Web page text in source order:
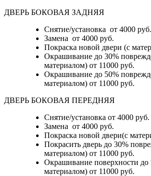
ДВЕРЬ БОКОВАЯ ЗАДНЯЯ
Снятие/установка от 4000 руб.
Замена от 4000 руб.
Покраска новой двери (с
Окрашивание до 30%
материалом) от 11000 руб.
Окрашивание до 50%
материалом) от 11000 руб.
ДВЕРЬ БОКОВАЯ ПЕРЕДНЯЯ
Снятие/установка от 4000 руб.
Замена от 4000 руб.
Покраска новой двери(с
Покрасить дверь до 30%
материалом) от 11000 руб.
Окрашивание поверхности до
материалом) от 11000 руб.